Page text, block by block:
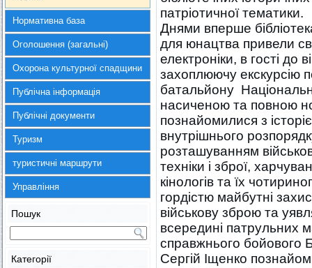
Нормативна база
Оголошення (загальні)
Охорона культурної спадщини
Публічна інформація
Публічні документи
Туризм
туристичні маршрути
Управління
Пошук
Категорії
патріотичної тематики.
Днями вперше
для юнацтва привели
електроніки, в гості до
захоплюючу екскурсію
батальйону
насиченою та повною
познайомилися з
внутрішнього
розташуванням
техніки і зброї,
кінологів та їх
гордістю майбутні
військову зброю та
всередині
справжнього бойового
Сергій Іщенко